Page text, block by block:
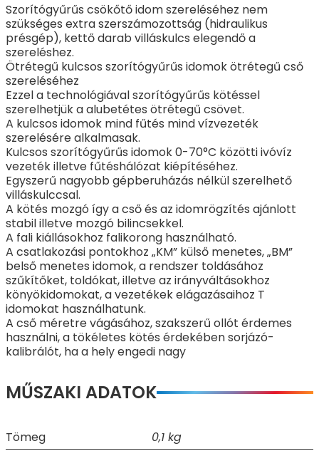
Szorítógyűrűs csökőtő idom szereléséhez nem
szükséges extra szerszámozottság (hidraulikus
présgép), kettő darab villáskulcs elegendő a
szereléshez.
Ötrétegű kulcsos szorítógyűrűs idomok ötrétegű cső
szereléséhez
Ezzel a technológiával szorítógyűrűs kötéssel
szerelhetjük a alubetétes ötrétegű csövet.
A kulcsos idomok mind fűtés mind vízvezeték
szerelésére alkalmasak.
Kulcsos szorítógyűrűs idomok 0-70°C közötti ivóvíz
vezeték illetve fűtéshálózat kiépítéséhez.
Egyszerű nagyobb gépberuházás nélkül szerelhető
villáskulccsal.
A kötés mozgó így a cső és az idomrögzítés ajánlott
stabil illetve mozgó bilincsekkel.
A fali kiállásokhoz falikorong használható.
A csatlakozási pontokhoz „KM” külső menetes, „BM”
belső menetes idomok, a rendszer toldásához
szűkítőket, toldókat, illetve az irányváltásokhoz
könyökidomokat, a vezetékek elágazásaihoz T
idomokat használhatunk.
A cső méretre vágásához, szakszerű ollót érdemes
használni, a tökéletes kötés érdekében sorjázó-
kalibrálót, ha a hely engedi nagy
MŰSZAKI ADATOK
Tömeg
0,1 kg